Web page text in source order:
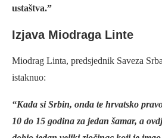
ustaštva.”
Izjava Miodraga Linte
Miodrag Linta, predsjednik Saveza
istaknuo:
“Kada si Srbin, onda te hrvatsko
10 do 15 godina za jedan šamar, a